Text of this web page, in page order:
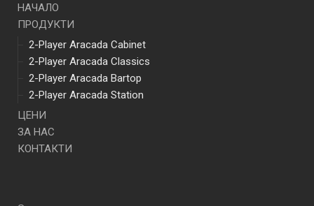
НАЧАЛО
ПРОДУКТИ
2-Player Aracada Cabinet
2-Player Aracada Classics
2-Player Aracada Bartop
2-Player Aracada Station
ЦЕНИ
ЗА НАС
КОНТАКТИ